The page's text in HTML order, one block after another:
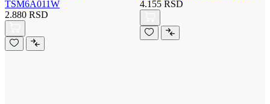
TSM6A011W
2.880 RSD
4.155 RSD